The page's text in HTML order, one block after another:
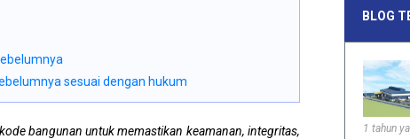
sesuai dengan hukum
bangunan untuk memastikan keamanan, integritas,
BLOG
1 tahun